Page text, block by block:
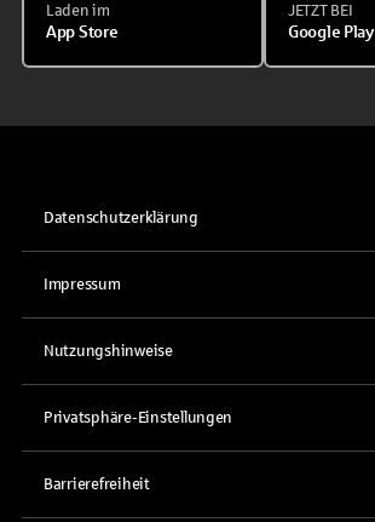
Laden im
App Store
JETZT BEI
Google Play
Datenschutzerklärung
Impressum
Nutzungshinweise
Privatsphäre-Einstellungen
Barrierefreiheit